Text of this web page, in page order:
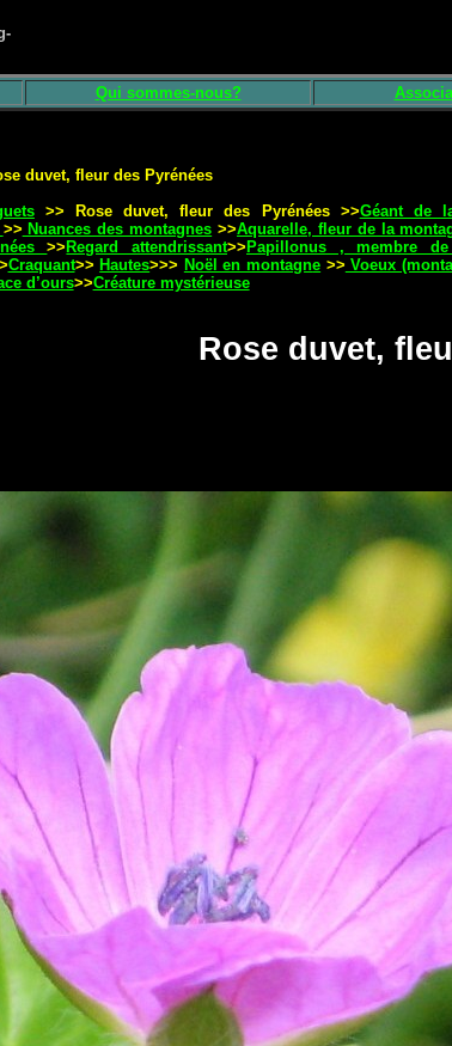
Qui sommes-nous?
duvet, fleur des Pyrénées
>> Rose duvet, fleur des Pyrénées >>Géant de
>> Nuances des montagnes >>Aquarelle, fleur de la
>> Regard attendrissant>> Papillonus , membre de
Craquant>> Hautes>>> Noël en montagne >> Voeux
d’ours>>Créature mystérieuse
Rose duvet,